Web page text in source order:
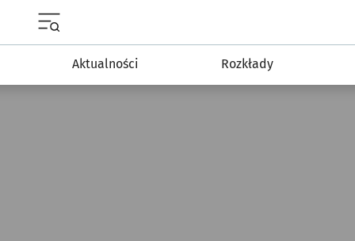
Aktualności Rozkłady